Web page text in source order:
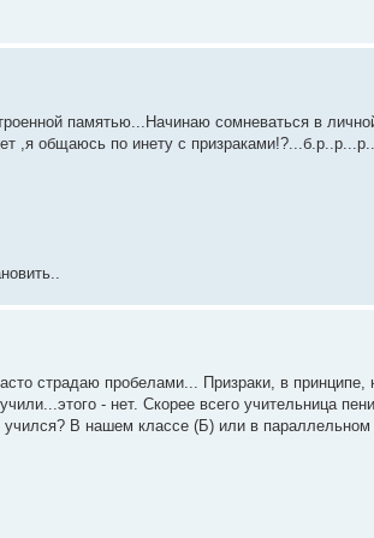
памятью...Начинаю сомневаться в
,я общаюсь по инету с
страдаю пробелами... Призраки, в
- нет. Скорее всего учительница
учился? В нашем классе (Б) или в